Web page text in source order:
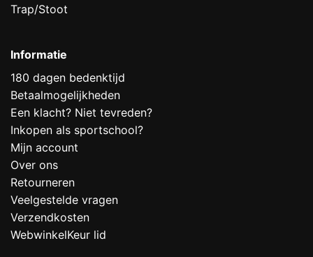
Trap/Stoot
Informatie
180 dagen bedenktijd
Betaalmogelijkheden
Een klacht? Niet tevreden?
Inkopen als sportschool?
Mijn account
Over ons
Retourneren
Veelgestelde vragen
Verzendkosten
WebwinkelKeur lid